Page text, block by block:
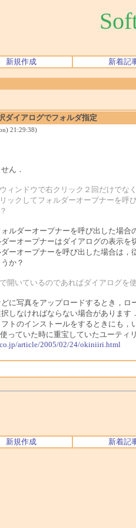
新規作成 新着記
ダイアログでフォルダ指定
21:29:38)
ん．
ィンドウで右クリック２回だけでなく
ックしてフォルダーオープナーを呼
ルダーオープナーを呼び出した場
ーオープナーはダイアログの表示を
ーオープナーを呼び出した場合は
か？
開いているのであればダイアログを
に写真をアップロードするとき，
しなければならない場合があります．
トのインストールをするときにも
っていた時に重宝していたユーティ
article/2005/02/24/okiniiri.html
新規作成 新着記